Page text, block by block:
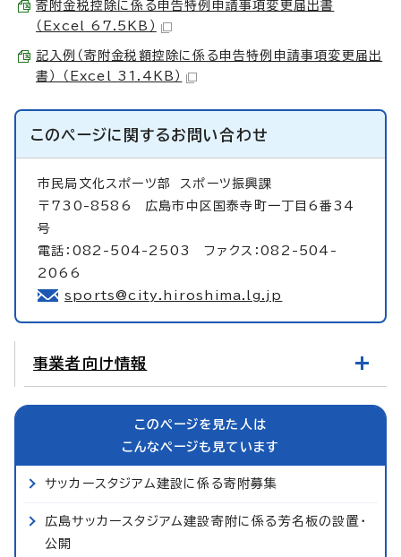
寄附金税控除に係る申告特例申請事項変更届出書
（Excel 67.5KB）
記入例（寄附金税額控除に係る申告特例申請事項変更届出
書） （Excel 31.4KB）
このページに関するお問い合わせ
市民局文化スポーツ部 スポーツ振興課
〒730-8586 広島市中区国泰寺町一丁目6番34
号
電話：082-504-2503 ファクス：082-504-
2066
sports@city.hiroshima.lg.jp
事業者向け情報
このページを見た人は
こんなページも見ています
サッカースタジアム建設に係る寄附募集
広島サッカースタジアム建設寄附に係る芳名板の設置・
公開